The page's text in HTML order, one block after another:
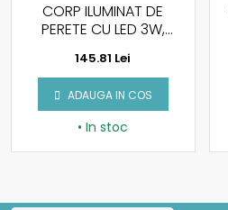
CORP ILUMINAT DE
PERETE CU LED 3W,
ALB NATURAL
145.81 Lei
ADAUGA IN COS
• In stoc